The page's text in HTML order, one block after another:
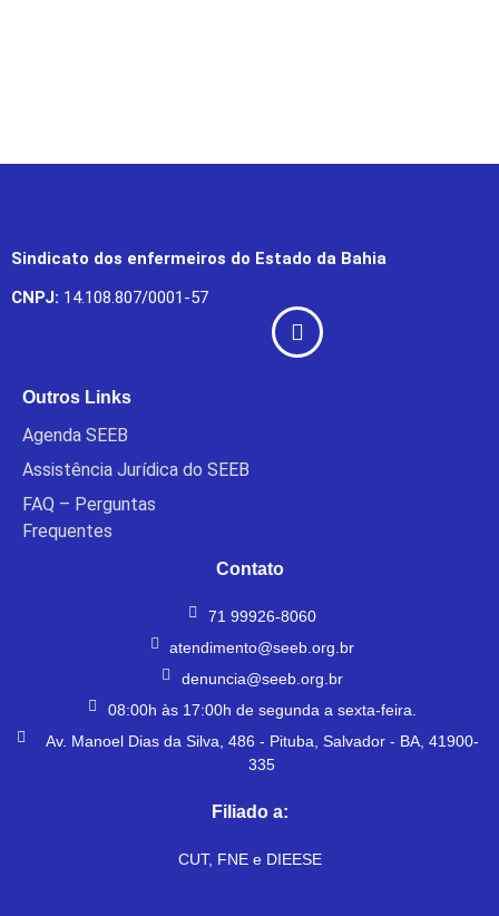
Sindicato dos enfermeiros do Estado da Bahia
CNPJ: 14.108.807/0001-57
Outros Links
Agenda SEEB
Assistência Jurídica do SEEB
FAQ – Perguntas
Frequentes
Contato
71 99926-8060
atendimento@seeb.org.br
denuncia@seeb.org.br
08:00h às 17:00h de segunda a sexta-feira.
Av. Manoel Dias da Silva, 486 - Pituba, Salvador - BA, 41900-
335
Filiado a:
CUT, FNE e DIEESE